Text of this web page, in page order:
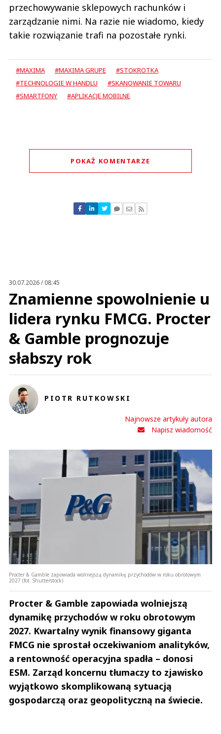
przechowywanie sklepowych rachunków i
zarządzanie nimi. Na razie nie wiadomo, kiedy
takie rozwiązanie trafi na pozostałe rynki.
#MAXIMA #MAXIMA GRUPE
#STOKROTKA
#TECHNOLOGIE W HANDLU
#SKANOWANIE TOWARU
#SMARTFONY
#APLIKACJE MOBILNE
POKAŻ KOMENTARZE
Nie znaleziono komentarzy
Zostaw swoje komentarze
30.07.2026 / 08:45
Znamienne spowolnienie u
lidera rynku FMCG. Procter
& Gamble prognozuje
słabszy rok
PIOTR RUTKOWSKI
Najnowsze artykuły autora
Napisz wiadomość
Procter & Gamble zapowiada wolniejszą dynamikę przychodów w roku obrotowym
2027 (fot. Shutterstock)
Procter & Gamble zapowiada wolniejszą
dynamikę przychodów w roku obrotowym
2027. Kwartalny wynik finansowy giganta
FMCG nie sprostał oczekiwaniom analityków,
a rentowność operacyjna spadła – donosi
ESM. Zarząd koncernu tłumaczy to zjawisko
wyjątkowo skomplikowaną sytuacją
gospodarczą oraz geopolityczną na świecie.